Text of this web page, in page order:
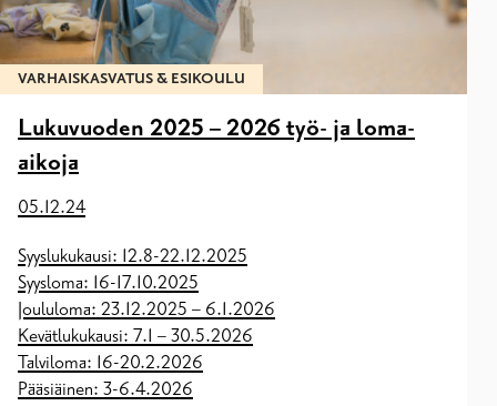
VARHAISKASVATUS & ESIKOULU
Lukuvuoden 2025 – 2026 työ- ja loma-
aikoja
05.12.24
Syyslukukausi: 12.8-22.12.2025
Syysloma: 16-17.10.2025
Joululoma: 23.12.2025 – 6.1.2026
Kevätlukukausi: 7.1 – 30.5.2026
Talviloma: 16-20.2.2026
Pääsiäinen: 3-6.4.2026